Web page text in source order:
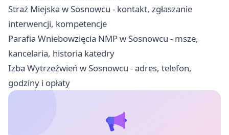
Straż Miejska w Sosnowcu - kontakt, zgłaszanie
interwencji, kompetencje
Parafia Wniebowzięcia NMP w Sosnowcu - msze,
kancelaria, historia katedry
Izba Wytrzeźwień w Sosnowcu - adres, telefon,
godziny i opłaty